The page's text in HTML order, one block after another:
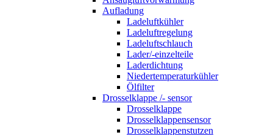
Aufladung
Ladeluftkühler
Ladeluftregelung
Ladeluftschlauch
Lader/-einzelteile
Laderdichtung
Niedertemperaturkühler
Ölfilter
Drosselklappe /- sensor
Drosselklappe
Drosselklappensensor
Drosselklappenstutzen